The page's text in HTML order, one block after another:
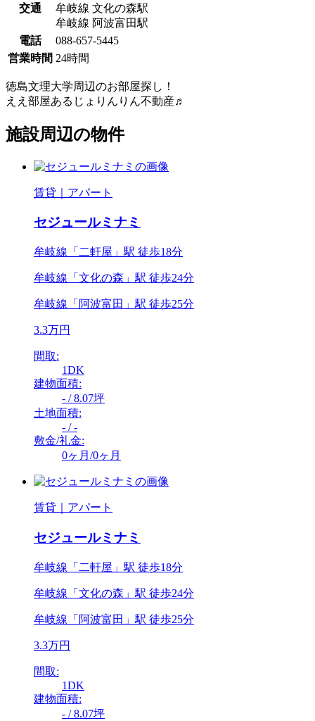
交通
牟岐線 文化の森駅
牟岐線 阿波富田駅
電話
088-657-5445
営業時間 24時間
徳島文理大学周辺のお部屋探し！
ええ部屋あるじょりんりん不動産♬
施設周辺の物件
賃貸｜アパート
セジュールミナミ
牟岐線「二軒屋」駅 徒歩18分
牟岐線「文化の森」駅 徒歩24分
牟岐線「阿波富田」駅 徒歩25分
3.3万円
間取:
1DK
建物面積:
- / 8.07坪
土地面積:
- / -
敷金/礼金:
0ヶ月/0ヶ月
賃貸｜アパート
セジュールミナミ
牟岐線「二軒屋」駅 徒歩18分
牟岐線「文化の森」駅 徒歩24分
牟岐線「阿波富田」駅 徒歩25分
3.3万円
間取:
1DK
建物面積:
- / 8.07坪